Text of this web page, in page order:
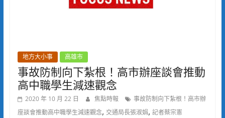
地方大小事 高雄市
事故防制向下紮根！高市辦座談會推動
高中職學生減速觀念
2020 年 10 月 22 日 焦點時報
事故防制向下紮根！高市辦
座談會推動高中職學生減速觀念, 交通局長張淑娟, 記者蔡宗憲